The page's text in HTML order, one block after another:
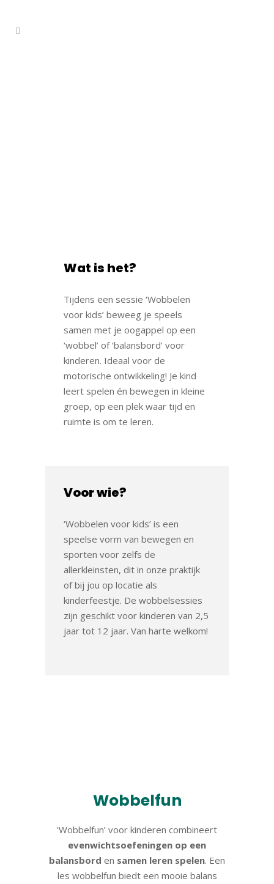
Wat is het?
Tijdens een sessie ‘Wobbelen
voor kids’ beweeg je speels
samen met je oogappel op een
‘wobbel’ of ‘balansbord’ voor
kinderen. Ideaal voor de
motorische ontwikkeling! Je kind
leert spelen én bewegen in kleine
groep, op een plek waar tijd en
ruimte is om te leren.
Voor wie?
‘Wobbelen voor kids’ is een
speelse vorm van bewegen en
sporten voor zelfs de
allerkleinsten, dit in onze praktijk
of bij jou op locatie als
kinderfeestje. De wobbelsessies
zijn geschikt voor kinderen van 2,5
jaar tot 12 jaar. Van harte welkom!
Wobbelfun
‘Wobbelfun’ voor kinderen combineert
evenwichtsoefeningen op een
balansbord en samen leren spelen. Een
les wobbelfun biedt een mooie balans